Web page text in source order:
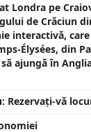
Londra pe
de Crăciun
interactivă,
Élysées, din
ajungă în
Rezervați-vă